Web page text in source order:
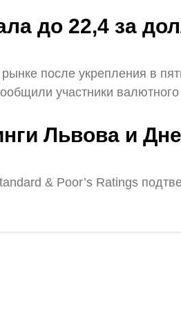
до 22,4 за
после укрепления в
участники
Львова и
& Poor’s Ratings